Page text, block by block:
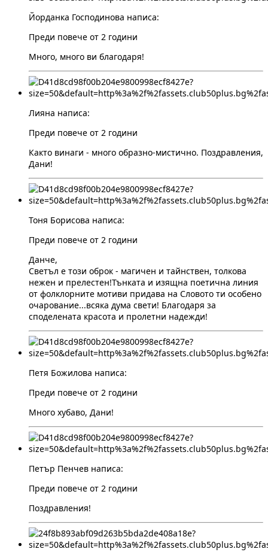
Йорданка Господинова написа:
Преди повече от 2 години
Много, много ви благодаря!
Лияна написа:
Преди повече от 2 години
Както винаги - много образно-мистично. Поздравления,
Дани!
Тоня Борисова написа:
Преди повече от 2 години
Данче,
Светъл е този оброк - магичен и тайнствен, толкова
нежен и прелестен!Тънката и изящна поетична линия
от фолклорните мотиви придава на Словото ти особено
очарование...всяка дума свети! Благодаря за
споделената красота и пролетни надежди!
Петя Божилова написа:
Преди повече от 2 години
Много хубаво, Дани!
Петър Пенчев написа:
Преди повече от 2 години
Поздравления!